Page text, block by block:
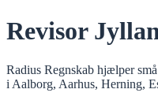
Revisor
Radius Regnskab hjælper
i Aalborg, Aarhus, Herning,